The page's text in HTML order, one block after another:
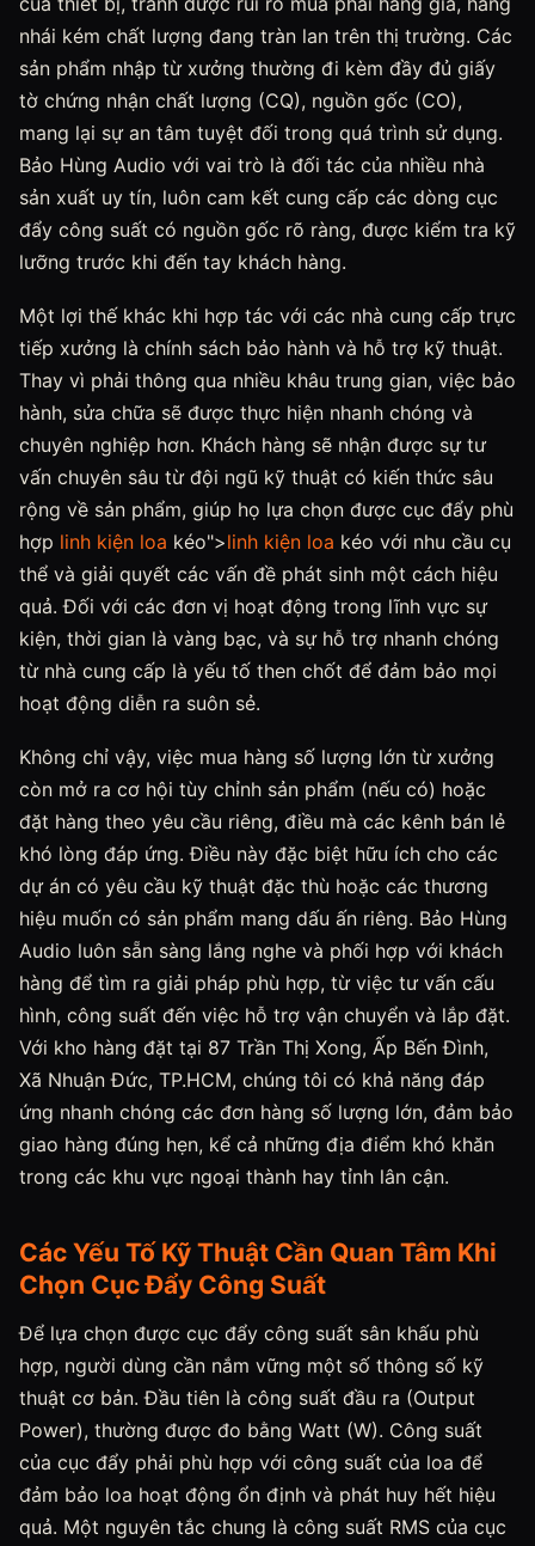
nhái kém chất lượng đang tràn lan trên thị trường. Các
sản phẩm nhập từ xưởng thường đi kèm đầy đủ giấy
tờ chứng nhận chất lượng (CQ), nguồn gốc (CO),
mang lại sự an tâm tuyệt đối trong quá trình sử dụng.
Bảo Hùng Audio với vai trò là đối tác của nhiều nhà
sản xuất uy tín, luôn cam kết cung cấp các dòng cục
đẩy công suất có nguồn gốc rõ ràng, được kiểm tra kỹ
lưỡng trước khi đến tay khách hàng.
Một lợi thế khác khi hợp tác với các nhà cung cấp trực
tiếp xưởng là chính sách bảo hành và hỗ trợ kỹ thuật.
Thay vì phải thông qua nhiều khâu trung gian, việc bảo
hành, sửa chữa sẽ được thực hiện nhanh chóng và
chuyên nghiệp hơn. Khách hàng sẽ nhận được sự tư
vấn chuyên sâu từ đội ngũ kỹ thuật có kiến thức sâu
rộng về sản phẩm, giúp họ lựa chọn được cục đẩy phù
hợp linh kiện loa kéo">linh kiện loa kéo với nhu cầu cụ
thể và giải quyết các vấn đề phát sinh một cách hiệu
quả. Đối với các đơn vị hoạt động trong lĩnh vực sự
kiện, thời gian là vàng bạc, và sự hỗ trợ nhanh chóng
từ nhà cung cấp là yếu tố then chốt để đảm bảo mọi
hoạt động diễn ra suôn sẻ.
Không chỉ vậy, việc mua hàng số lượng lớn từ xưởng
còn mở ra cơ hội tùy chỉnh sản phẩm (nếu có) hoặc
đặt hàng theo yêu cầu riêng, điều mà các kênh bán lẻ
khó lòng đáp ứng. Điều này đặc biệt hữu ích cho các
dự án có yêu cầu kỹ thuật đặc thù hoặc các thương
hiệu muốn có sản phẩm mang dấu ấn riêng. Bảo Hùng
Audio luôn sẵn sàng lắng nghe và phối hợp với khách
hàng để tìm ra giải pháp phù hợp, từ việc tư vấn cấu
hình, công suất đến việc hỗ trợ vận chuyển và lắp đặt.
Với kho hàng đặt tại 87 Trần Thị Xong, Ấp Bến Đình,
Xã Nhuận Đức, TP.HCM, chúng tôi có khả năng đáp
ứng nhanh chóng các đơn hàng số lượng lớn, đảm bảo
giao hàng đúng hẹn, kể cả những địa điểm khó khăn
trong các khu vực ngoại thành hay tỉnh lân cận.
Các Yếu Tố Kỹ Thuật Cần Quan Tâm Khi
Chọn Cục Đẩy Công Suất
Để lựa chọn được cục đẩy công suất sân khấu phù
hợp, người dùng cần nắm vững một số thông số kỹ
thuật cơ bản. Đầu tiên là công suất đầu ra (Output
Power), thường được đo bằng Watt (W). Công suất
của cục đẩy phải phù hợp với công suất của loa để
đảm bảo loa hoạt động ổn định và phát huy hết hiệu
quả. Một nguyên tắc chung là công suất RMS của cục